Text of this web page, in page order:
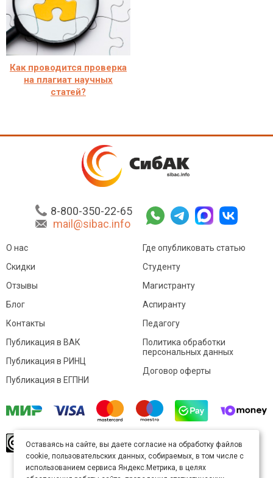
Как проводится проверка
на плагиат научных
статей?
8-800-350-22-65
mail@sibac.info
О нас
Скидки
Отзывы
Блог
Контакты
Где опубликовать статью
Студенту
Магистранту
Аспиранту
Педагогу
Публикация в ВАК
Публикация в РИНЦ
Публикация в ЕГПНИ
Политика обработки
персональных данных
Договор оферты
произведение доступно полицензии Creative
Commons «Attribution» («Атрибуция») 4.0
Непортированная.
Оставаясь на сайте, вы даете согласие на обработку файлов
cookie, пользовательских данных, собираемых, в том числе с
использованием сервиса Яндекс.Метрика, в целях